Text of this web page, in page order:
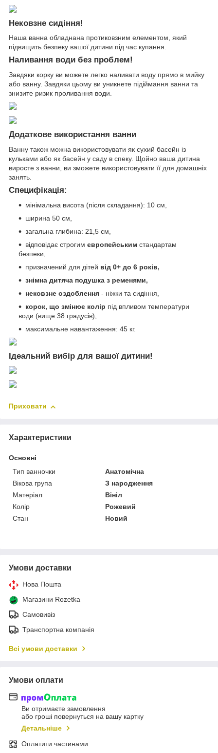
Нековзне сидіння!
Наша ванна обладнана протиковзним елементом, який
підвищить безпеку вашої дитини під час купання.
Наливання води без проблем!
Завдяки корку ви можете легко наливати воду прямо в мийку
або ванну. Завдяки цьому ви уникнете підіймання ванни та
знизите ризик проливання води.
Додаткове використання ванни
Ванну також можна використовувати як сухий басейн із
кульками або як басейн у саду в спеку. Щойно ваша дитина
виросте з ванни, ви зможете використовувати її для домашніх
занять.
Специфікація:
мінімальна висота (після складання): 10 см,
ширина 50 см,
загальна глибина: 21,5 см,
відповідає строгим європейським стандартам
безпеки,
призначений для дітей від 0+ до 6 років,
знімна дитяча подушка з ременями,
нековзне оздоблення - ніжки та сидіння,
корок, що змінює колір під впливом температури
води (вище 38 градусів),
максимальне навантаження: 45 кг.
Ідеальний вибір для вашої дитини!
Приховати
Характеристики
Основні
Тип ванночки
Анатомічна
Вікова група
З народження
Матеріал
Вініл
Колір
Рожевий
Стан
Новий
Умови доставки
Нова Пошта
Магазини Rozetka
Самовивіз
Транспортна компанія
Всі умови доставки
Умови оплати
Ви отримаєте замовлення
або гроші повернуться на вашу картку
Детальніше
Оплатити частинами